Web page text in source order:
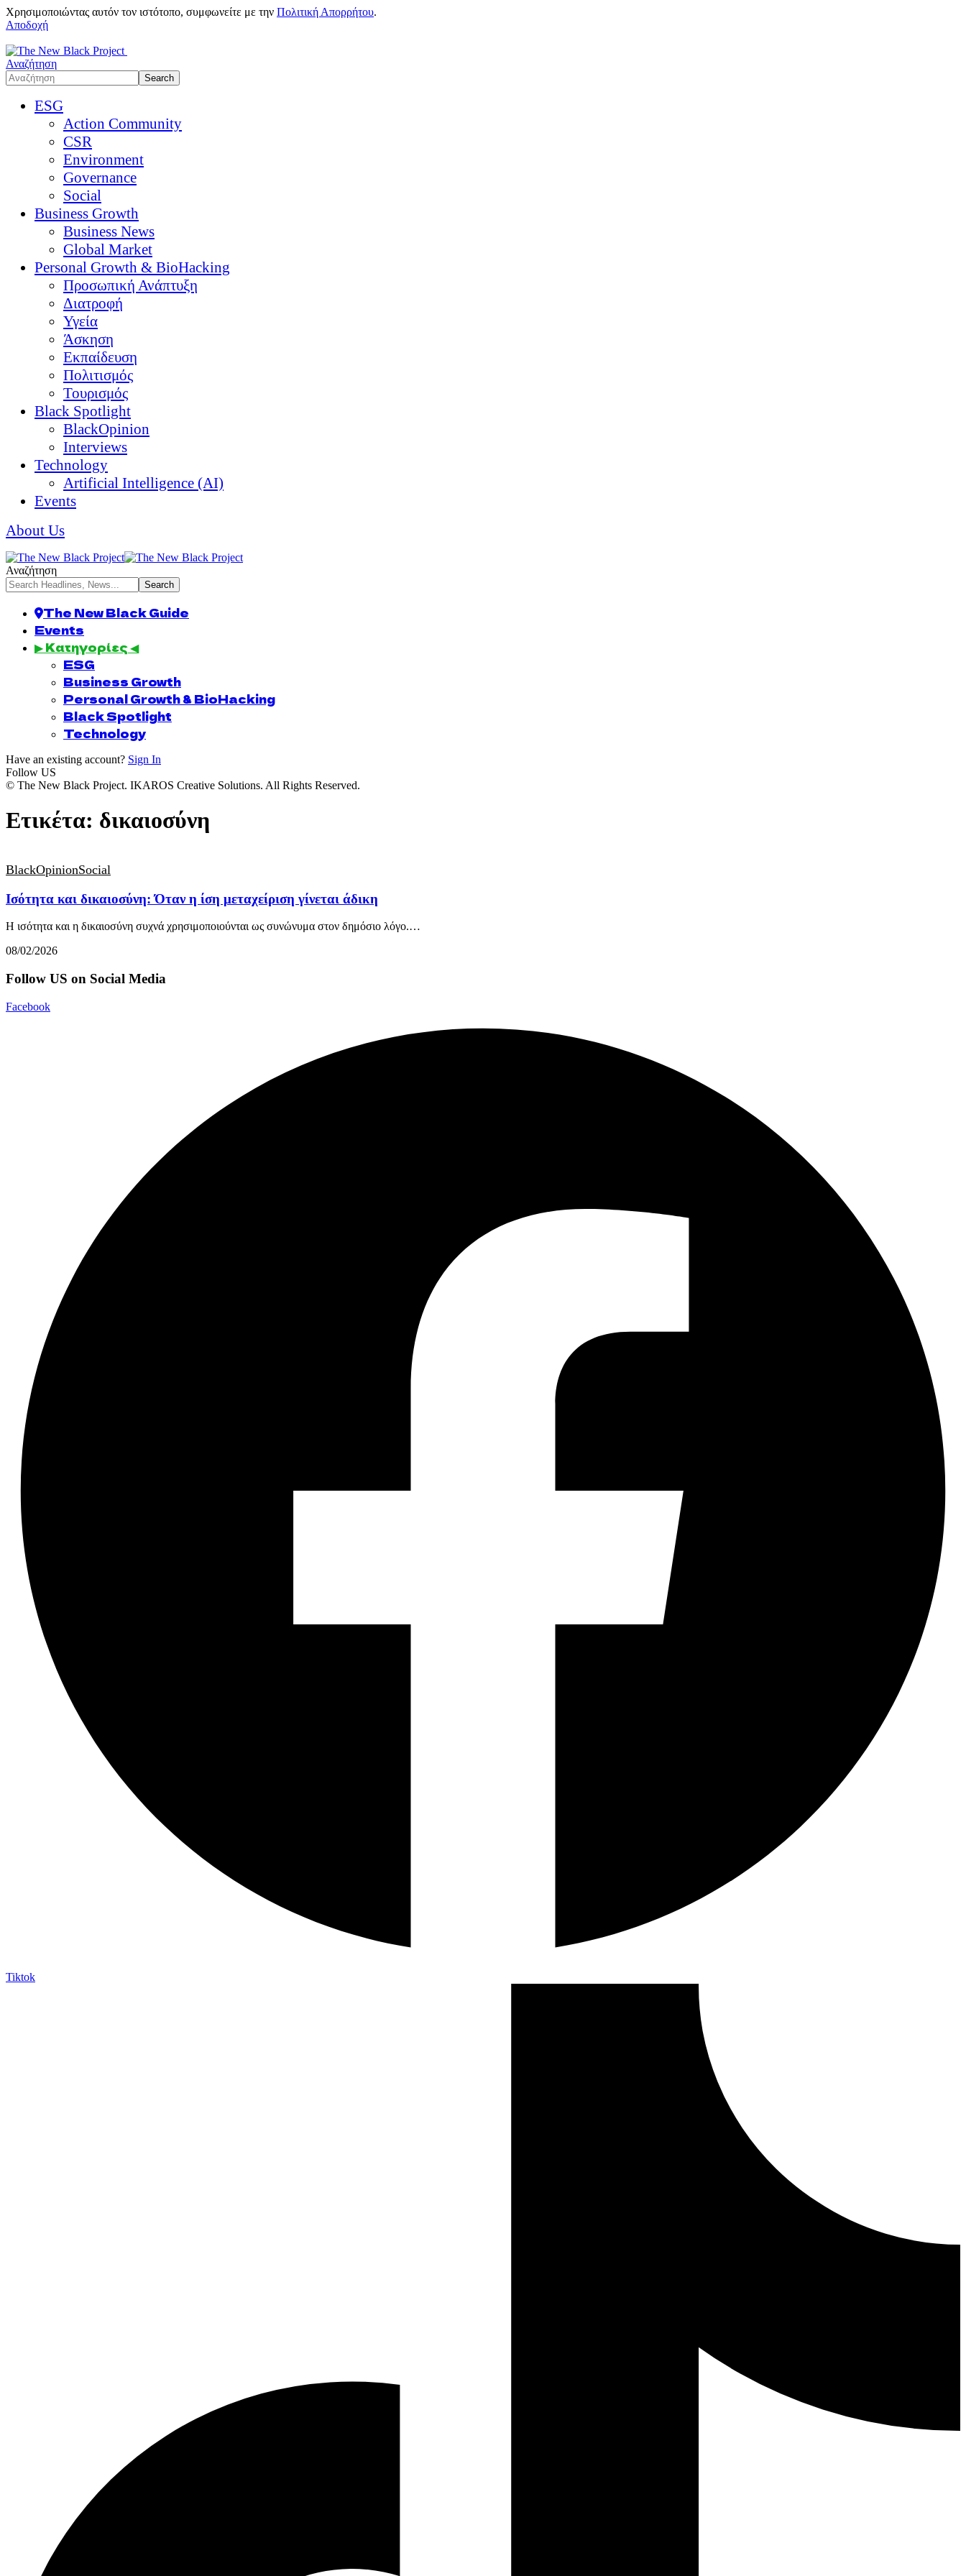
Χρησιμοποιώντας αυτόν τον ιστότοπο, συμφωνείτε με την Πολιτική Απορρήτου.
Αποδοχή
Αναζήτηση
ESG
Action Community
CSR
Environment
Governance
Social
Business Growth
Business News
Global Market
Personal Growth & BioHacking
Προσωπική Ανάπτυξη
Διατροφή
Υγεία
Άσκηση
Εκπαίδευση
Πολιτισμός
Τουρισμός
Black Spotlight
BlackOpinion
Interviews
Technology
Artificial Intelligence (AI)
Events
About Us
Αναζήτηση
The New Black Guide
Events
▶ Κατηγορίες ◀
ESG
Business Growth
Personal Growth & BioHacking
Black Spotlight
Technology
Have an existing account? Sign In
Follow US
© The New Black Project. IKAROS Creative Solutions. All Rights Reserved.
Ετικέτα: δικαιοσύνη
BlackOpinionSocial
Ισότητα και δικαιοσύνη: Όταν η ίση μεταχείριση γίνεται άδικη
Η ισότητα και η δικαιοσύνη συχνά χρησιμοποιούνται ως συνώνυμα στον δημόσιο λόγο.…
08/02/2026
Follow US on Social Media
Facebook
Tiktok